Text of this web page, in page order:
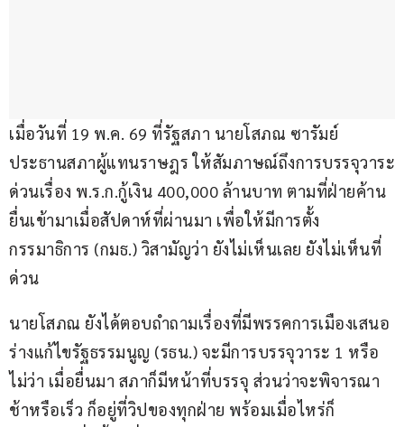
เมื่อวันที่ 19 พ.ค. 69 ที่รัฐสภา นายโสภณ ซารัมย์
ประธานสภาผู้แทนราษฎร ให้สัมภาษณ์ถึงการบรรจุวาระ
ด่วนเรื่อง พ.ร.ก.กู้เงิน 400,000 ล้านบาท ตามที่ฝ่ายค้าน
ยื่นเข้ามาเมื่อสัปดาห์ที่ผ่านมา เพื่อให้มีการตั้ง
กรรมาธิการ (กมธ.) วิสามัญว่า ยังไม่เห็นเลย ยังไม่เห็นที่
ด่วน
นายโสภณ ยังได้ตอบถำถามเรื่องที่มีพรรคการเมืองเสนอ
ร่างแก้ไขรัฐธรรมนูญ (รธน.) จะมีการบรรจุวาระ 1 หรือ
ไม่ว่า เมื่อยื่นมา สภาก็มีหน้าที่บรรจุ ส่วนว่าจะพิจารณา
ช้าหรือเร็ว ก็อยู่ที่วิปของทุกฝ่าย พร้อมเมื่อไหร่ก็